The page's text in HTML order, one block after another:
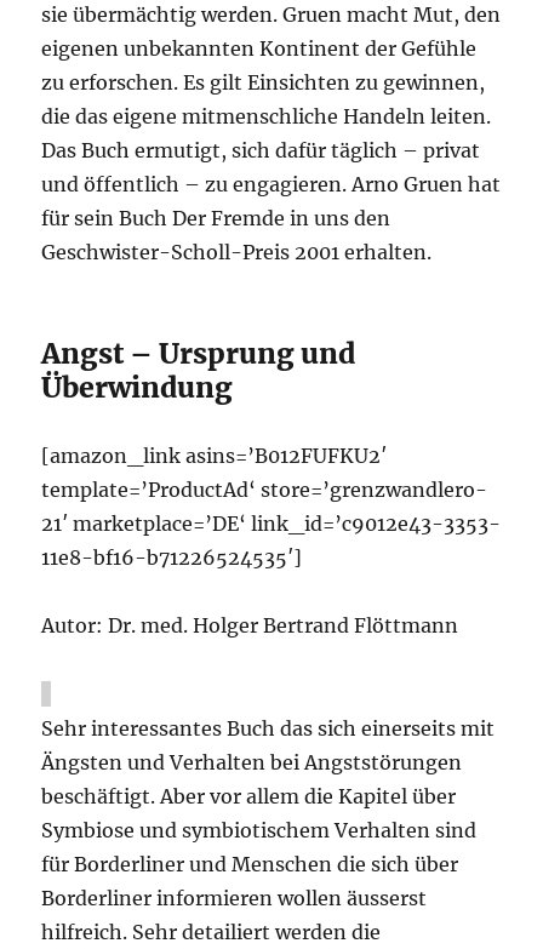
sie übermächtig werden. Gruen macht Mut, den
eigenen unbekannten Kontinent der Gefühle
zu erforschen. Es gilt Einsichten zu gewinnen,
die das eigene mitmenschliche Handeln leiten.
Das Buch ermutigt, sich dafür täglich – privat
und öffentlich – zu engagieren. Arno Gruen hat
für sein Buch Der Fremde in uns den
Geschwister-Scholl-Preis 2001 erhalten.
Angst – Ursprung und
Überwindung
[amazon_link asins=’B012FUFKU2′
template=’ProductAd‘ store=’grenzwandlero-
21′ marketplace=’DE‘ link_id=’c9012e43-3353-
11e8-bf16-b71226524535′]
Autor: Dr. med. Holger Bertrand Flöttmann
Sehr interessantes Buch das sich einerseits mit
Ängsten und Verhalten bei Angststörungen
beschäftigt. Aber vor allem die Kapitel über
Symbiose und symbiotischem Verhalten sind
für Borderliner und Menschen die sich über
Borderliner informieren wollen äusserst
hilfreich. Sehr detailiert werden die